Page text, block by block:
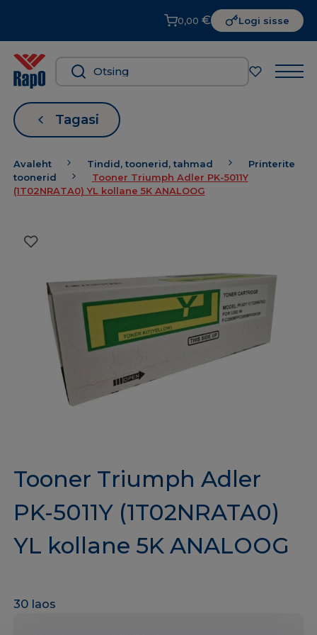
0,00 € Logi sisse
Tagasi
Avaleht Tindid, toonerid, tahmad
Printerite
toonerid
Tooner Triumph Adler PK-5011Y
(1T02NRATA0) YL kollane 5K ANALOOG
Tooner Triumph Adler
PK-5011Y (1T02NRATA0)
YL kollane 5K ANALOOG
30 laos